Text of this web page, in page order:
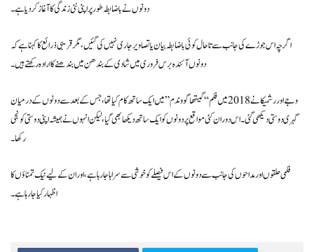
دونوں نے باضابطہ طور پر اپنی نئی زندگی کا آغاز کر دیا ہے۔
اگرچہ اس جوڑے کی جانب سے تاحال کوئی باضابطہ بیان یا تصاویر جاری نہیں کی گئیں، مگر قریبی ذرائع کا کہنا ہے کہ
دونوں آئندہ برس فروری میں شادی کے بندھن میں بندھنے کا ارادہ رکھتے ہیں۔
وجے اور رشمیکا نے 2018 میں فلم “گیتھا گووندم” میں ایک ساتھ کام کیا تھا، جس کے بعد سے دونوں کے درمیان
گہری دوستی دیکھی گئی۔ اس دوران کئی مواقع پر دونوں کو ایک ساتھ دیکھا بھی گیا، لیکن انہوں نے ہمیشہ اپنی دوستی کو نجی
رکھا۔
فلمی حلقوں اور مداحوں کی جانب سے دونوں کے اس فیصلے کو خوشی سے سراہا جا رہا ہے، اور ان کے لیے نیک تمناؤں کا
اظہار کیا جا رہا ہے۔